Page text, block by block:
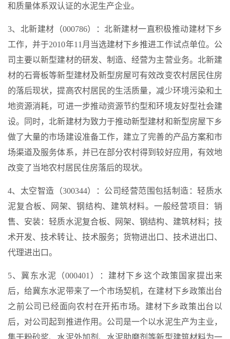
和质量体系双认证的水泥生产企业。
3、北新建材（000786）：北新建材一直积极推动建材下乡
工作，并于2010年11月当选建材下乡推进工作试点单位。公
司主要以新型建材的研发、制造、经营为主营业务。北新建
材的石膏板等新型建材及新型房屋可有效改变农村居民住房
的落后现状，提高农村居民的生活质量，减少环境污染和土
地资源消耗，可进一步推动资源节约型和环境友好型社会建
设。同时，北新建材为致力于推动新型建材和新型房屋下乡
做了大量的市场建设准备工作，建立了完善的产品方案和市
场渠道及服务体系，并已在部分农村得到较好应用，有效地
改变了当地农村居民住房落后的现状。
4、太空智造（300344）：公司经营范围包括制造：轻质水
泥复合板、网架、钢结构、建筑材料。一般经营项目：销
售、安装：轻质水泥复合板、网架、钢结构、建筑材料；技
术开发、技术转让、技术服务；货物进出口、技术进出口、
代理进出口。
5、冀东水泥（000401）：建材下乡这个政策国家提出来
后，给冀东水泥带来了一个市场契机，在建材下乡政策出台
之前公司已经面向农村在开拓市场。建材下乡政策出台以
后，对公司起到推进作用。公司是一个以水泥生产为主业，
集干粉砂浆、水泥外加剂、水泥助磨剂等新型建筑材料为一